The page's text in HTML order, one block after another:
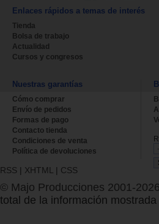
Enlaces rápidos a temas de interés
Tienda
Bolsa de trabajo
Actualidad
Cursos y congresos
Nuestras garantías
Cómo comprar
Envío de pedidos
Formas de pago
Contacto tienda
Condiciones de venta
Política de devoluciones
RSS | XHTML | CSS
© Majo Producciones 2001-2026
total de la información mostrada